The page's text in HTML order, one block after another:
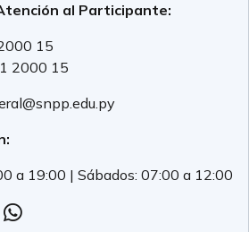
al Participante:
15
2000 15
a 19:00 | Sábados: 07:00 a 12:00